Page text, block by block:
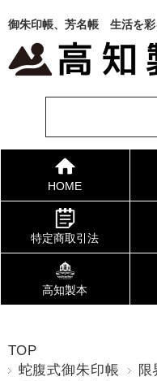
御朱印帳、芳名帳 生活を彩
HOME
特定商取引法
高知製本
TOP
蛇腹式御朱印帳
限